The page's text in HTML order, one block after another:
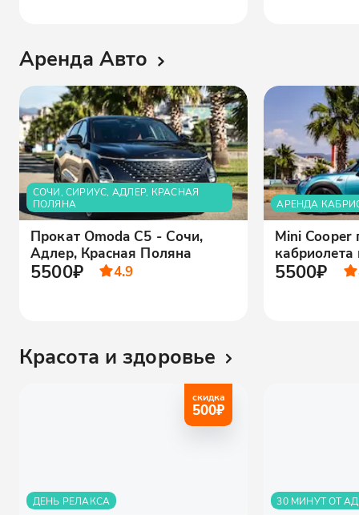
Аренда Авто
СОЧИ, СИРИУС, АДЛЕР, КРАСНАЯ
ПОЛЯНА
Прокат Omoda C5 - Сочи,
Адлер, Красная Поляна
5500₽ 4.9
АРЕНДА
Mini Cooper
5500₽
Красота и здоровье
скидка
500₽
ДЕНЬ РЕЛАКСА 30 МИНУТ ОТ